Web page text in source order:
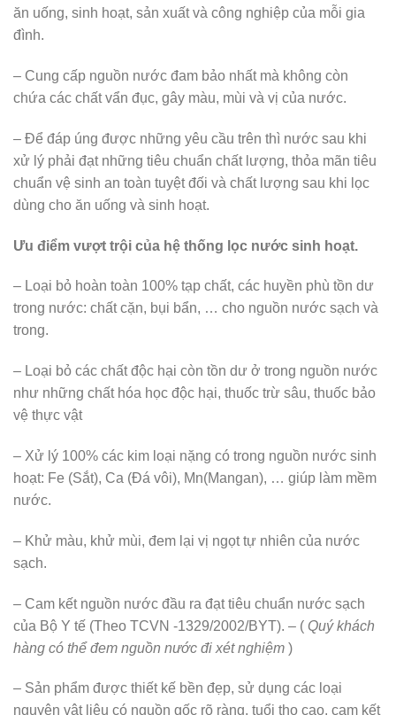
ăn uống, sinh hoạt, sản xuất và công nghiệp của mỗi gia
đình.
– Cung cấp nguồn nước đam bảo nhất mà không còn
chứa các chất vẩn đục, gây màu, mùi và vị của nước.
– Để đáp úng được những yêu cầu trên thì nước sau khi
xử lý phải đạt những tiêu chuẩn chất lượng, thỏa mãn tiêu
chuẩn vệ sinh an toàn tuyệt đối và chất lượng sau khi lọc
dùng cho ăn uống và sinh hoạt.
Ưu điểm vượt trội của hệ thống lọc nước sinh hoạt.
– Loại bỏ hoàn toàn 100% tạp chất, các huyền phù tồn dư
trong nước: chất cặn, bụi bẩn, … cho nguồn nước sạch và
trong.
– Loại bỏ các chất độc hại còn tồn dư ở trong nguồn nước
như những chất hóa học độc hại, thuốc trừ sâu, thuốc bảo
vệ thực vật
– Xử lý 100% các kim loại nặng có trong nguồn nước sinh
hoạt: Fe (Sắt), Ca (Đá vôi), Mn(Mangan), … giúp làm mềm
nước.
– Khử màu, khử mùi, đem lại vị ngọt tự nhiên của nước
sạch.
– Cam kết nguồn nước đầu ra đạt tiêu chuẩn nước sạch
của Bộ Y tế (Theo TCVN -1329/2002/BYT). – ( Quý khách
hàng có thể đem nguồn nước đi xét nghiệm )
– Sản phẩm được thiết kế bền đẹp, sử dụng các loại
nguyên vật liệu có nguồn gốc rõ ràng, tuổi thọ cao, cam kết